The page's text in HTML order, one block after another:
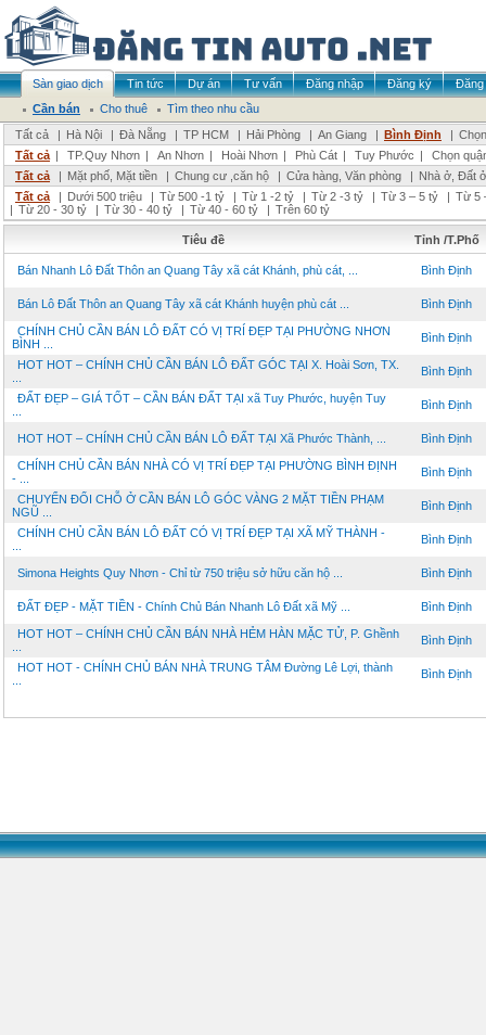
Sàn giao dịch Tin tức Dự án Tư vấn Đăng nhập Đăng ký
Đăng
Cần bán
Cho thuê
Tìm theo nhu cầu
Tất cả
| Hà Nội | Đà Nẵng | TP HCM | Hải Phòng | An Giang | Bình Định |
Tất cả | TP.Quy Nhơn | An Nhơn | Hoài Nhơn | Phù Cát | Tuy Phước |
Chọn
Tất cả
| Mặt phố, Mặt tiền | Chung cư ,căn hộ | Cửa hàng, Văn phòng | Nhà ở, Đất ở
Tất cả
| Dưới 500 triệu | Từ 500 -1 tỷ | Từ 1 -2 tỷ | Từ 2 -3 tỷ | Từ 3 – 5 tỷ | Từ 5
| Từ 20 - 30 tỷ | Từ 30 - 40 tỷ | Từ 40 - 60 tỷ | Trên 60 tỷ
Tiêu đề Tỉnh /T.Phố
Bán Nhanh Lô Đất Thôn an Quang Tây xã cát Khánh, phù cát, ... Bình Định
Bán Lô Đất Thôn an Quang Tây xã cát Khánh huyện phù cát ... Bình Định
CHÍNH CHỦ CẦN BÁN LÔ ĐẤT CÓ VỊ TRÍ ĐẸP TẠI PHƯỜNG NHƠN
BÌNH ...
Bình Định
HOT HOT – CHÍNH CHỦ CẦN BÁN LÔ ĐẤT GÓC TẠI X. Hoài Sơn, TX.
Bình Định
ĐẤT ĐẸP – GIÁ TỐT – CẦN BÁN ĐẤT TẠI xã Tuy Phước, huyện Tuy
Bình Định
HOT HOT – CHÍNH CHỦ CẦN BÁN LÔ ĐẤT TẠI Xã Phước Thành, ... Bình Định
CHÍNH CHỦ CẦN BÁN NHÀ CÓ VỊ TRÍ ĐẸP TẠI PHƯỜNG BÌNH ĐỊNH
- ...
Bình Định
CHUYỂN ĐỔI CHỖ Ở CẦN BÁN LÔ GÓC VÀNG 2 MẶT TIỀN PHẠM
NGŨ ...
Bình Định
CHÍNH CHỦ CẦN BÁN LÔ ĐẤT CÓ VỊ TRÍ ĐẸP TẠI XÃ MỸ THÀNH -
Bình Định
Simona Heights Quy Nhơn - Chỉ từ 750 triệu sở hữu căn hộ ... Bình Định
ĐẤT ĐẸP - MẶT TIỀN - Chính Chủ Bán Nhanh Lô Đất xã Mỹ ... Bình Định
HOT HOT – CHÍNH CHỦ CẦN BÁN NHÀ HẺM HÀN MẶC TỬ, P. Ghềnh
Bình Định
HOT HOT - CHÍNH CHỦ BÁN NHÀ TRUNG TÂM Đường Lê Lợi, thành
Bình Định